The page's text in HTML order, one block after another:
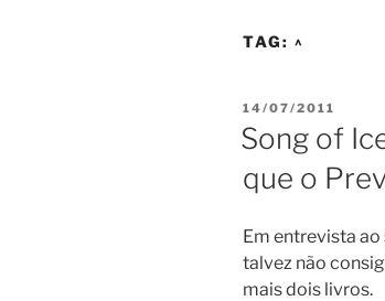
TAG: ^
PUBLICADO
EM
14/07/2011
Song of
que o
Em entrevista ao
talvez não
mais dois livros.